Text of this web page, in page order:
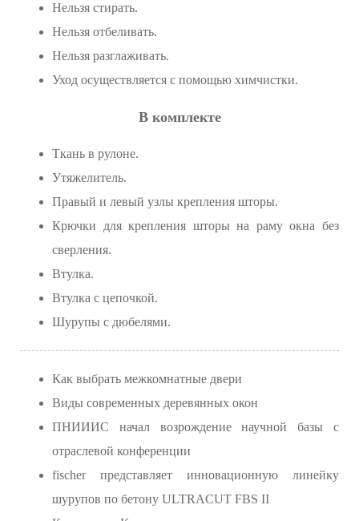
Нельзя стирать.
Нельзя отбеливать.
Нельзя разглаживать.
Уход осуществляется с помощью химчистки.
В комплекте
Ткань в рулоне.
Утяжелитель.
Правый и левый узлы крепления шторы.
Крючки для крепления шторы на раму окна без
сверления.
Втулка.
Втулка с цепочкой.
Шурупы с дюбелями.
Как выбрать межкомнатные двери
Виды современных деревянных окон
ПНИИИС начал возрождение научной базы с
отраслевой конференции
fischer представляет инновационную линейку
шурупов по бетону ULTRACUT FBS II